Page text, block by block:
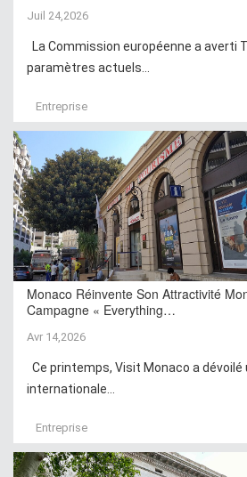
Juil 24,2026
La Commission européenne a averti
paramètres actuels...
Entreprise
Monaco Réinvente Son Attractivité
Campagne « Everything…
Avr 14,2026
Ce printemps, Visit Monaco a
internationale...
Entreprise